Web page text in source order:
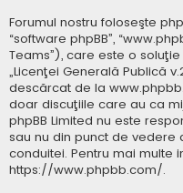
Forumul nostru foloseşte
“software phpBB”,
Teams”), care este o
„Licenţei Generală Publică
descărcat de la
doar discuţiile care au ca
phpBB Limited nu este
sau nu din punct de vedere
conduitei. Pentru mai multe
https://www.phpbb.com/.